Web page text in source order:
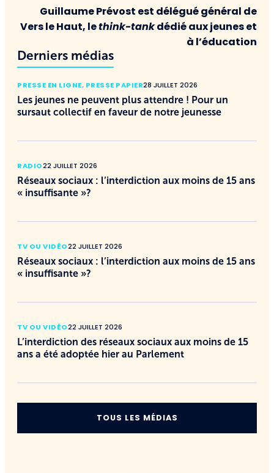
Guillaume Prévost est délégué général de
Vers le Haut, lethink-tankdédié aux jeunes et
à l’éducation
Derniers médias
PRESSE EN LIGNE, PRESSE PAPIER28 JUILLET 2026
Les jeunes ne peuvent plus attendre ! Pour un
sursaut collectif en faveur de notre jeunesse
RADIO22 JUILLET 2026
Réseaux sociaux : l’interdiction aux moins de 15 ans
« insuffisante »?
TV OU VIDÉO22 JUILLET 2026
Réseaux sociaux : l’interdiction aux moins de 15 ans
« insuffisante »?
TV OU VIDÉO22 JUILLET 2026
L’interdiction des réseaux sociaux aux moins de 15
ans a été adoptée hier au Parlement
TOUS LES MÉDIAS